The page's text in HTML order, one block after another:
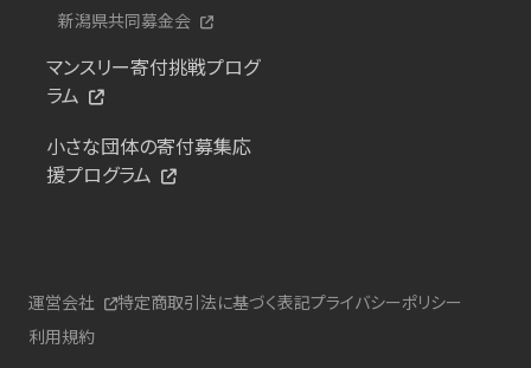
新潟県共同募金会
マンスリー寄付挑戦プログ
ラム
小さな団体の寄付募集応
援プログラム
運営会社 特定商取引法に基づく表記プライバシーポリシー
利用規約